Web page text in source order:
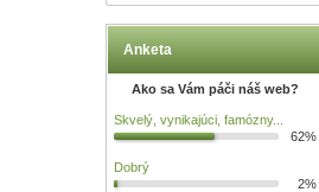
Anketa
Ako sa Vám páči náš web?
Skvelý, vynikajúci, famózny...
62%
Dobrý
2%